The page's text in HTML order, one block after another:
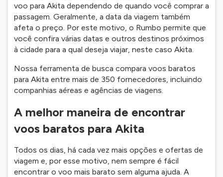
voo para Akita dependendo de quando você comprar a
passagem. Geralmente, a data da viagem também
afeta o preço. Por este motivo, o Rumbo permite que
você confira várias datas e outros destinos próximos
à cidade para a qual deseja viajar, neste caso Akita.
Nossa ferramenta de busca compara voos baratos
para Akita entre mais de 350 fornecedores, incluindo
companhias aéreas e agências de viagens.
A melhor maneira de encontrar
voos baratos para Akita
Todos os dias, há cada vez mais opções e ofertas de
viagem e, por esse motivo, nem sempre é fácil
encontrar o voo mais barato sem alguma ajuda. A